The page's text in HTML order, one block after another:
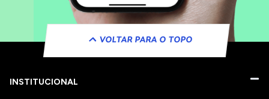
VOLTAR PARA O TOPO
INSTITUCIONAL